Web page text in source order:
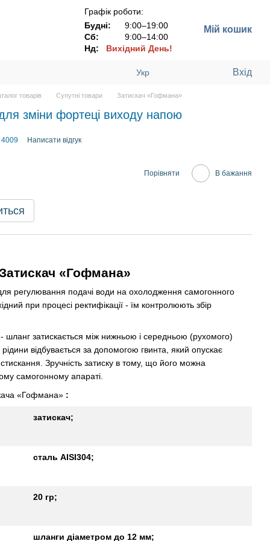
Графік роботи:
Будні:
9:00–19:00
Сб:
9:00–14:00
Нд: Вихідний День!
Мій кошик
Укр Вхід
товарів Супутні товари Затискач «Гофмана»
зміни фортеці виходу напою
4009 Написати відгук
Порівняти В бажання
«Гофмана»
регулювання подачі води на охолодження самогонного
при процесі ректифікації - їм контролюють збір
затискається між нижньою і середньою (рухомого)
відбувається за допомогою гвинта, який опускає
Зручність затиску в тому, що його можна
самогонному апараті.
«Гофмана» :
затискач;
сталь AISI304;
20 гр;
шланги діаметром до 12 мм;